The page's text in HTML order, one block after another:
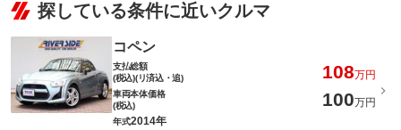
探している条件に近いクルマ
コペン
支払総額
(税込)(リ済込・追)
108万円
車両本体価格
(税込)
100万円
年式2014年